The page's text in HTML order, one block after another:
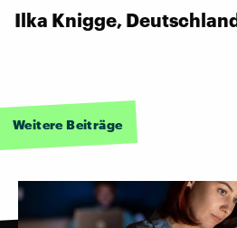
Ilka Knigge,
Weitere Beiträge